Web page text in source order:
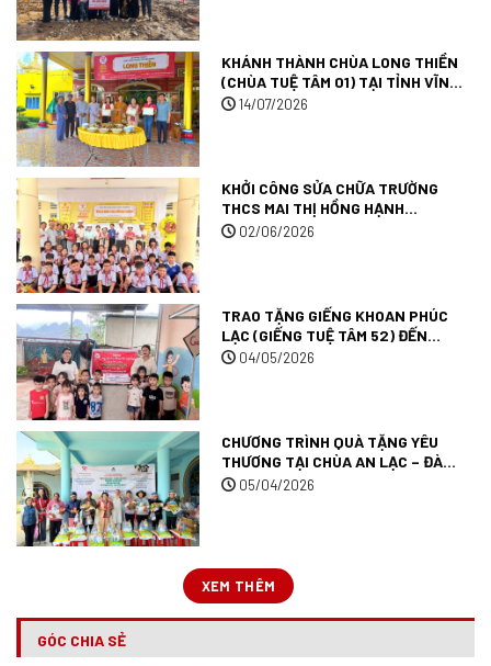
KHÁNH THÀNH CHÙA LONG THIỀN
(CHÙA TUỆ TÂM 01) TẠI TỈNH VĨNH
LONG.
14/07/2026
KHỞI CÔNG SỬA CHỮA TRƯỜNG
THCS MAI THỊ HỒNG HẠNH
(TRƯỜNG TUỆ TÂM 007) TẠI TỈNH
02/06/2026
TRAO TẶNG GIẾNG KHOAN PHÚC
LẠC (GIẾNG TUỆ TÂM 52) ĐẾN
TRƯỜNG MẦM NON MƯỜNG ANH
04/05/2026
CHƯƠNG TRÌNH QUÀ TẶNG YÊU
THƯƠNG TẠI CHÙA AN LẠC – ĐÀ
LẠT.05/04/2026
XEM THÊM
GÓC CHIA SẺ